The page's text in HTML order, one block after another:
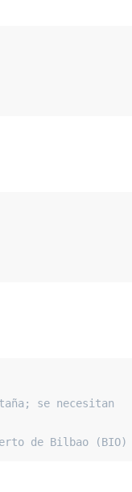
se necesitan
de Bilbao (BIO)